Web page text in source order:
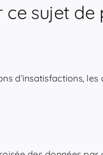
ce sujet de
d’insatisfactions,